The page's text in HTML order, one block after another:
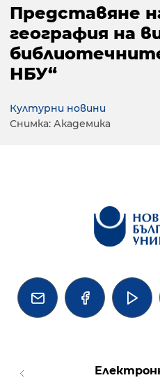
Представяне
география на
НБУ“
Културни новини
Снимка: Академика
  